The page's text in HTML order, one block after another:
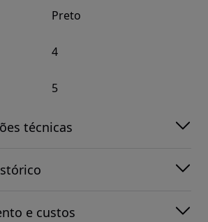
Preto
4
5
técnicas
e custos